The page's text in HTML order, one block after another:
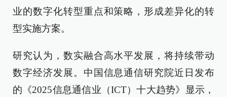
业的数字化转型重点和策略，形成差异化的转
型实施方案。
研究认为，数实融合高水平发展，将持续带动
数字经济发展。中国信息通信研究院近日发布
的《2025信息通信业（ICT）十大趋势》显示，